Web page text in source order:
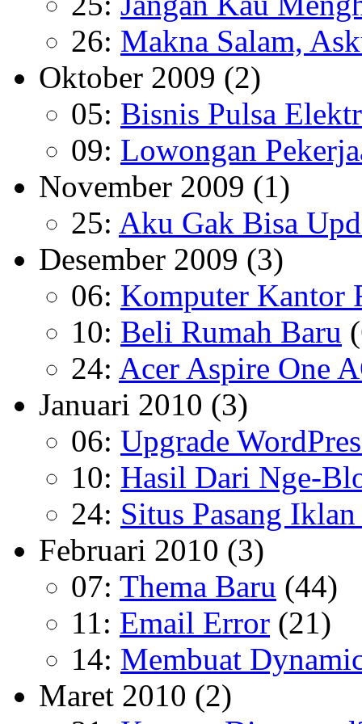
26: Makna Salam,
Oktober 2009 (2)
05: Bisnis Pulsa
09: Lowongan
November 2009 (1)
25: Aku Gak Bisa
Desember 2009 (3)
06: Komputer Kantor
10: Beli Rumah Baru
24: Acer Aspire One
Januari 2010 (3)
06: Upgrade
10: Hasil Dari Nge-
24: Situs Pasang
Februari 2010 (3)
07: Thema Baru (44)
11: Email Error (21)
14: Membuat
Maret 2010 (2)